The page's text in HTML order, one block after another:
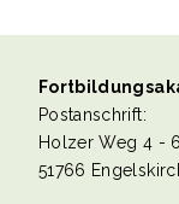
Postanschrift:
Holzer Weg 4 - 6
51766